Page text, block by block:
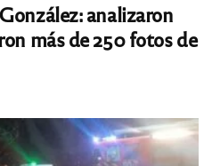
analizaron
más de 250 fotos de